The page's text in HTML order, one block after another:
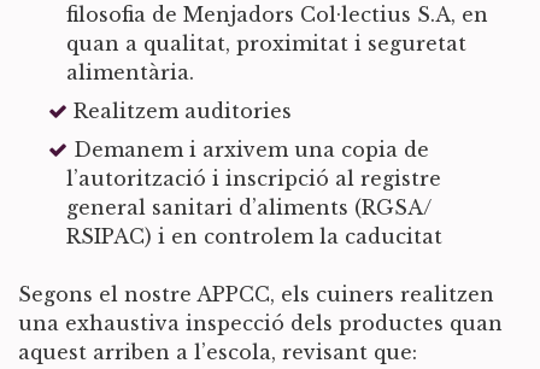
filosofia de Menjadors Col·lectius S.A, en
quan a qualitat, proximitat i seguretat
alimentària.
Realitzem auditories
Demanem i arxivem una copia de
l’autorització i inscripció al registre
general sanitari d’aliments (RGSA/
RSIPAC) i en controlem la caducitat
Segons el nostre APPCC, els cuiners realitzen
una exhaustiva inspecció dels productes quan
aquest arriben a l’escola, revisant que: